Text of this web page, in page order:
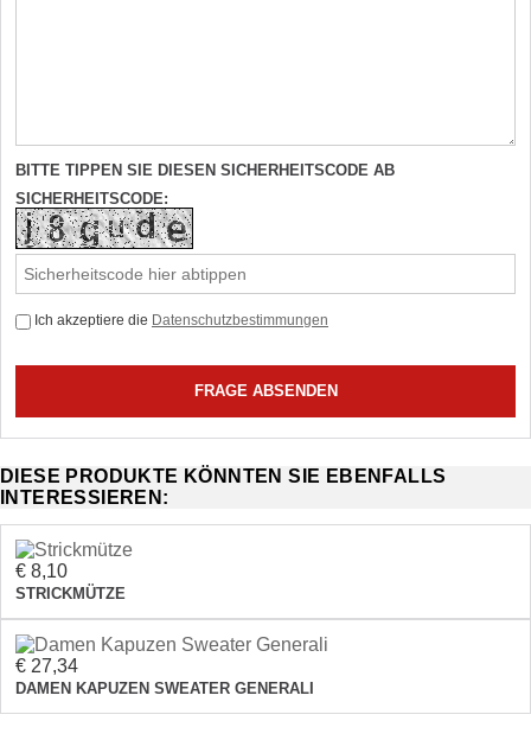
BITTE TIPPEN SIE DIESEN SICHERHEITSCODE AB
SICHERHEITSCODE:
Ich akzeptiere die Datenschutzbestimmungen
DIESE PRODUKTE KÖNNTEN SIE EBENFALLS
INTERESSIEREN:
€ 8,10
STRICKMÜTZE
€ 27,34
DAMEN KAPUZEN SWEATER GENERALI